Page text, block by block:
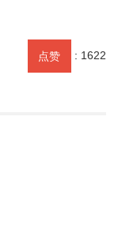
点赞 : 1622